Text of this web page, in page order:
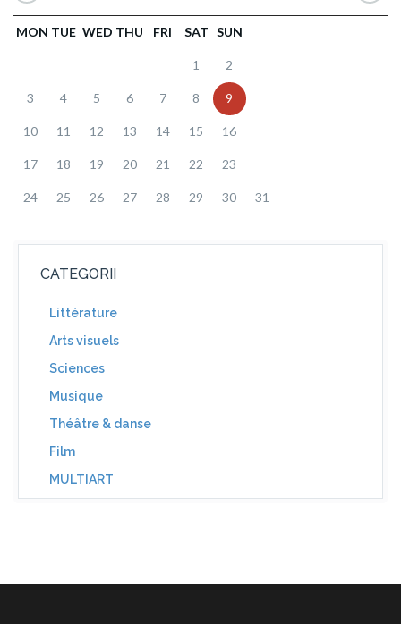
MON TUE WED THU FRI SAT SUN
1 2
3 4 5 6 7 8 9
10 11 12 13 14 15 16
17 18 19 20 21 22 23
24 25 26 27 28 29 30 31
CATEGORII
Littérature
Arts visuels
Sciences
Musique
Théâtre & danse
Film
MULTIART